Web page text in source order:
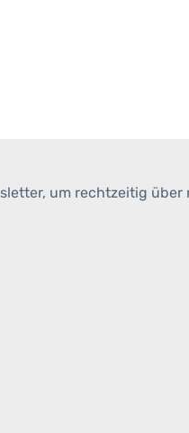
um rechtzeitig